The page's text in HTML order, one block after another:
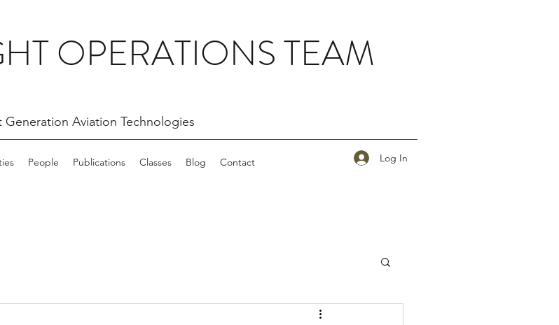
OPERATIONS TEAM
Generation Aviation Technologies
People Publications Classes Blog Contact Log In